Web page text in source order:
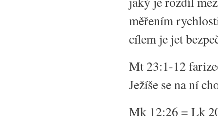
měřením
cílem je jet
Mt 23:1-12
Ježíše se na ní
Mk 12:26 = Lk